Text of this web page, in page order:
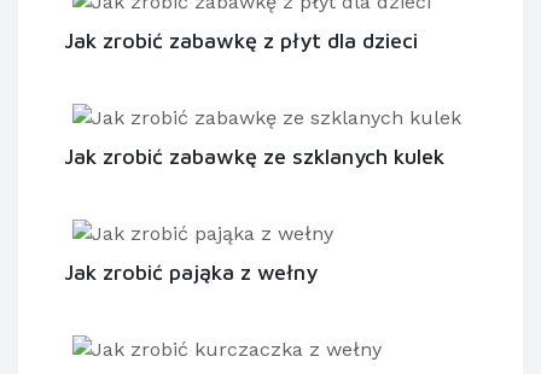
Jak zrobić zabawkę z płyt dla dzieci
Jak zrobić zabawkę ze szklanych kulek
Jak zrobić pająka z wełny